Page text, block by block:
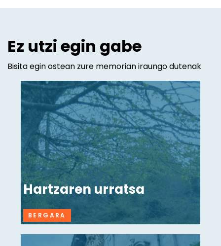
Ez utzi egin gabe
Bisita egin ostean zure memorian iraungo dutenak
Hartzaren urratsa
BERGARA